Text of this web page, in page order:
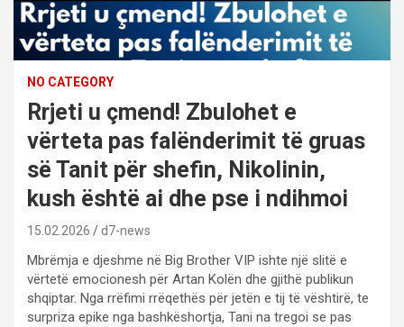
NO CATEGORY
Rrjeti u çmend! Zbulohet e
vërteta pas falënderimit të gruas
së Tanit për shefin, Nikolinin,
kush është ai dhe pse i ndihmoi
15.02.2026 d7-news
Mbrëmja e djeshme në Big Brother VIP ishte një slitë e
vërtetë emocionesh për Artan Kolën dhe gjithë publikun
shqiptar. Nga rrëfimi rrëqethës për jetën e tij të vështirë, te
surpriza epike nga bashkëshortja, Tani na tregoi se pas